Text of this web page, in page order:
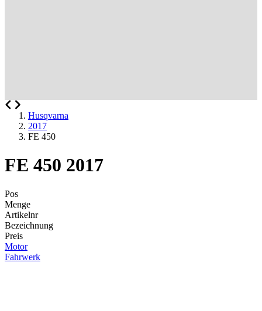
Husqvarna
2017
FE 450
FE 450 2017
Pos
Menge
Artikelnr
Bezeichnung
Preis
Motor
Fahrwerk